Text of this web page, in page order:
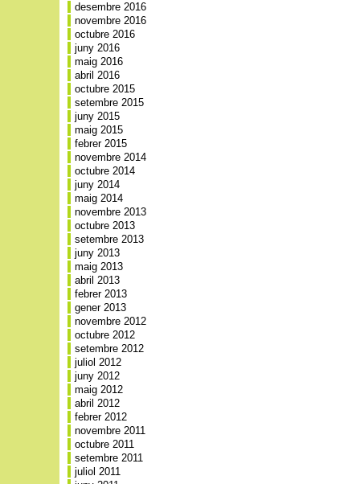
desembre 2016
novembre 2016
octubre 2016
juny 2016
maig 2016
abril 2016
octubre 2015
setembre 2015
juny 2015
maig 2015
febrer 2015
novembre 2014
octubre 2014
juny 2014
maig 2014
novembre 2013
octubre 2013
setembre 2013
juny 2013
maig 2013
abril 2013
febrer 2013
gener 2013
novembre 2012
octubre 2012
setembre 2012
juliol 2012
juny 2012
maig 2012
abril 2012
febrer 2012
novembre 2011
octubre 2011
setembre 2011
juliol 2011